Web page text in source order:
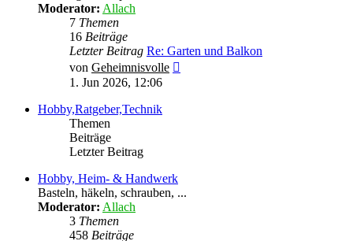
Moderator: Allach
7 Themen
16 Beiträge
Letzter Beitrag Re: Garten und Balkon
von Geheimnisvolle
1. Jun 2026, 12:06
Hobby,Ratgeber,Technik
Themen
Beiträge
Letzter Beitrag
Hobby, Heim- & Handwerk
Basteln, häkeln, schrauben, ...
Moderator: Allach
3 Themen
458 Beiträge